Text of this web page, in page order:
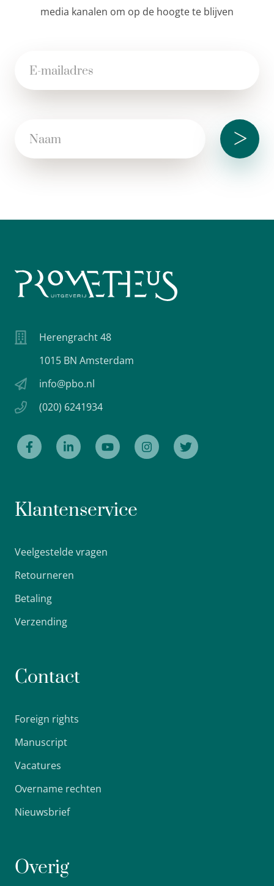
media kanalen om op de hoogte te blijven
>
Herengracht 48
1015 BN Amsterdam
info@pbo.nl
(020) 6241934
Klantenservice
Veelgestelde vragen
Retourneren
Betaling
Verzending
Contact
Foreign rights
Manuscript
Vacatures
Overname rechten
Nieuwsbrief
Overig